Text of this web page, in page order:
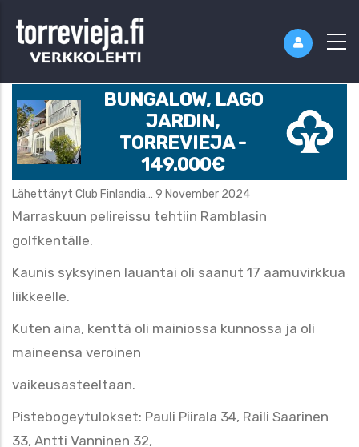
BUNGALOW, LAGO
JARDIN,
TORREVIEJA -
149.000€
Lähettänyt Club Finlandia… 9 November 2024
Marraskuun pelireissu tehtiin Ramblasin
golfkentälle.
Kaunis syksyinen lauantai oli saanut 17 aamuvirkkua
liikkeelle.
Kuten aina, kenttä oli mainiossa kunnossa ja oli
maineensa veroinen
vaikeusasteeltaan.
Pistebogeytulokset: Pauli Piirala 34, Raili Saarinen
33, Antti Vanninen 32,